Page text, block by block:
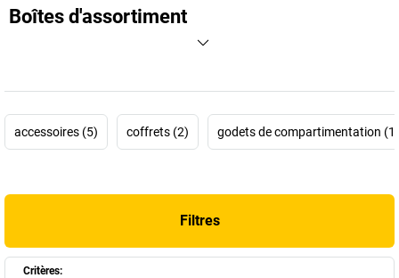
Boîtes d'assortiment
accessoires (5) coffrets (2) godets de compartimentation (1)
Filtres
Critères: